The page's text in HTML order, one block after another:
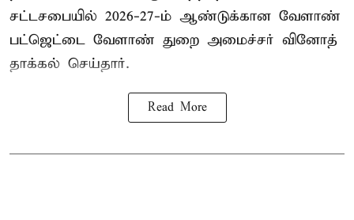
சட்டசபையில் 2026-27-ம் ஆண்டுக்கான வேளாண்
பட்ஜெட்டை வேளாண் துறை அமைச்சர் வினோத்
தாக்கல் செய்தார்.
Read More